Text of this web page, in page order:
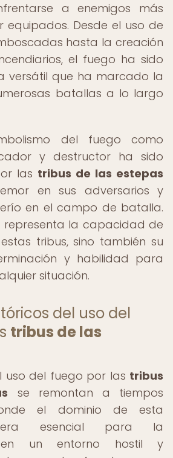
a enemigos más
equipados. Desde el uso de
hasta la creación
el fuego ha sido
versátil que ha marcado la
batallas a lo largo
del fuego como
y destructor ha sido
las tribus de las estepas
en sus adversarios y
en el campo de batalla.
representa la capacidad de
tribus, sino también su
y habilidad para
situación.
del uso del
tribus de las
uso del fuego por las tribus
se remontan a tiempos
el dominio de esta
era esencial para la
en un entorno hostil y